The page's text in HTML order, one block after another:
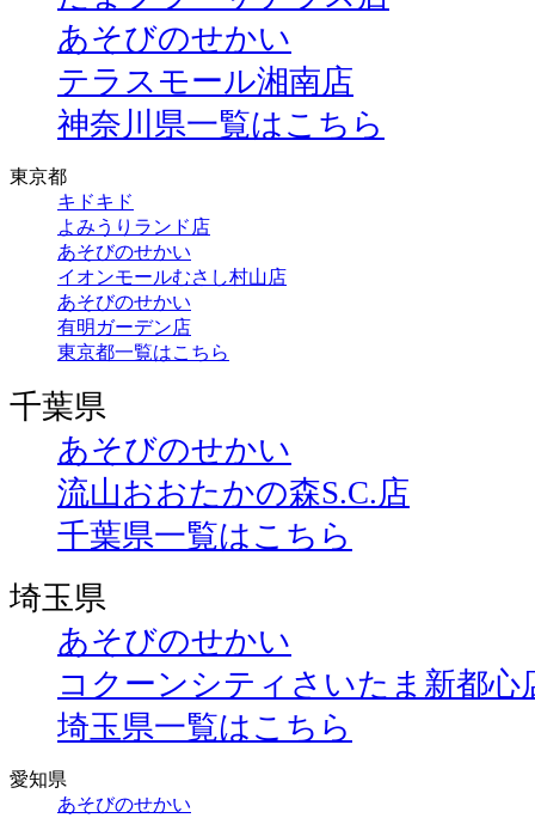
あそびのせかい
テラスモール湘南店
神奈川県一覧はこちら
東京都
キドキド
よみうりランド店
あそびのせかい
イオンモールむさし村山店
あそびのせかい
有明ガーデン店
東京都一覧はこちら
千葉県
あそびのせかい
流山おおたかの森S.C.店
千葉県一覧はこちら
埼玉県
あそびのせかい
コクーンシティさいたま新都心
埼玉県一覧はこちら
愛知県
あそびのせかい